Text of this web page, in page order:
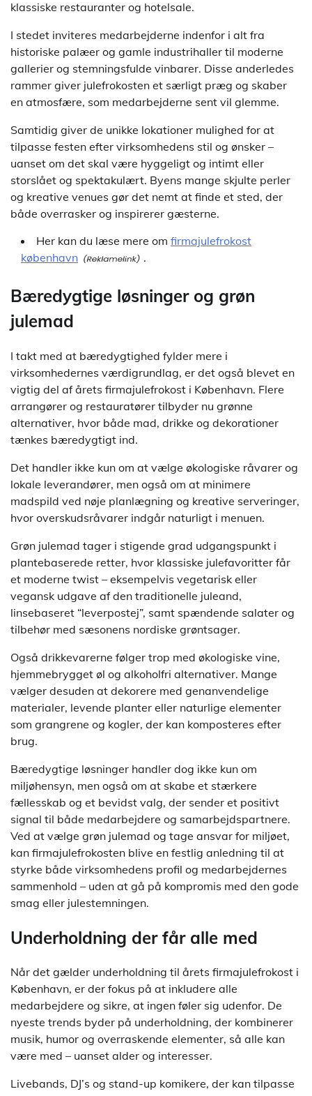
klassiske restauranter og hotelsale.
I stedet inviteres medarbejderne indenfor i alt fra
historiske palæer og gamle industrihaller til moderne
gallerier og stemningsfulde vinbarer. Disse anderledes
rammer giver julefrokosten et særligt præg og skaber
en atmosfære, som medarbejderne sent vil glemme.
Samtidig giver de unikke lokationer mulighed for at
tilpasse festen efter virksomhedens stil og ønsker –
uanset om det skal være hyggeligt og intimt eller
storslået og spektakulært. Byens mange skjulte perler
og kreative venues gør det nemt at finde et sted, der
både overrasker og inspirerer gæsterne.
Her kan du læse mere om firmajulefrokost
københavn
.
Bæredygtige løsninger og grøn
julemad
I takt med at bæredygtighed fylder mere i
virksomhedernes værdigrundlag, er det også blevet en
vigtig del af årets firmajulefrokost i København. Flere
arrangører og restauratører tilbyder nu grønne
alternativer, hvor både mad, drikke og dekorationer
tænkes bæredygtigt ind.
Det handler ikke kun om at vælge økologiske råvarer og
lokale leverandører, men også om at minimere
madspild ved nøje planlægning og kreative serveringer,
hvor overskudsråvarer indgår naturligt i menuen.
Grøn julemad tager i stigende grad udgangspunkt i
plantebaserede retter, hvor klassiske julefavoritter får
et moderne twist – eksempelvis vegetarisk eller
vegansk udgave af den traditionelle juleand,
linsebaseret “leverpostej”, samt spændende salater og
tilbehør med sæsonens nordiske grøntsager.
Også drikkevarerne følger trop med økologiske vine,
hjemmebrygget øl og alkoholfri alternativer. Mange
vælger desuden at dekorere med genanvendelige
materialer, levende planter eller naturlige elementer
som grangrene og kogler, der kan komposteres efter
brug.
Bæredygtige løsninger handler dog ikke kun om
miljøhensyn, men også om at skabe et stærkere
fællesskab og et bevidst valg, der sender et positivt
signal til både medarbejdere og samarbejdspartnere.
Ved at vælge grøn julemad og tage ansvar for miljøet,
kan firmajulefrokosten blive en festlig anledning til at
styrke både virksomhedens profil og medarbejdernes
sammenhold – uden at gå på kompromis med den gode
smag eller julestemningen.
Underholdning der får alle med
Når det gælder underholdning til årets firmajulefrokost i
København, er der fokus på at inkludere alle
medarbejdere og sikre, at ingen føler sig udenfor. De
nyeste trends byder på underholdning, der kombinerer
musik, humor og overraskende elementer, så alle kan
være med – uanset alder og interesser.
Livebands, DJ’s og stand-up komikere, der kan tilpasse